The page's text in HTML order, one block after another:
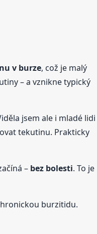
v burze, což je malý
– a vznikne typický
jsem ale i mladé lidi
tekutinu. Prakticky
– bez bolesti. To je
burzitidu.